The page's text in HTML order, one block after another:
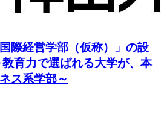
際経営学部（仮称）」の設
育力で選ばれる大学が、本
ス系学部～